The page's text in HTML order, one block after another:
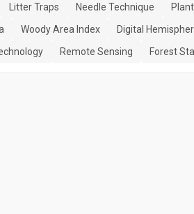
Litter Traps Needle Technique
Woody Area Index
Digital
Remote Sensing Forest